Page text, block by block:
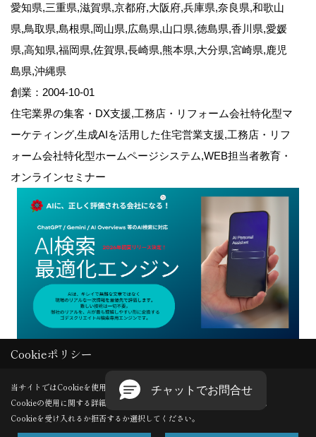
愛知県,三重県,滋賀県,京都府,大阪府,兵庫県,奈良県,和歌山
県,鳥取県,島根県,岡山県,広島県,山口県,徳島県,香川県,愛媛
県,高知県,福岡県,佐賀県,長崎県,熊本県,大分県,宮崎県,鹿児
島県,沖縄県
創業：2004-10-01
住宅業界の集客・DX支援,工務店・リフォーム会社特化型マ
ーケティング,生成AIを活用した住宅営業支援,工務店・リフ
ォーム会社特化型ホームページシステム,WEB担当者教育・
オンラインセミナー
Copyright (c) GODDESS CREATE. All Rights Reserved.
Produced byゴデスクリエイト
Cookieポリシー
当サイトではCookieを使用します。
Cookieの使用に関する詳細は 「プライバシーポリシー
」をご覧ください。
Cookieを受け入れるか拒否するか選択してください。